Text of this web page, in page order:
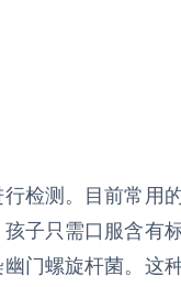
检测。目前常用
子只需口服含有
门螺旋杆菌。这